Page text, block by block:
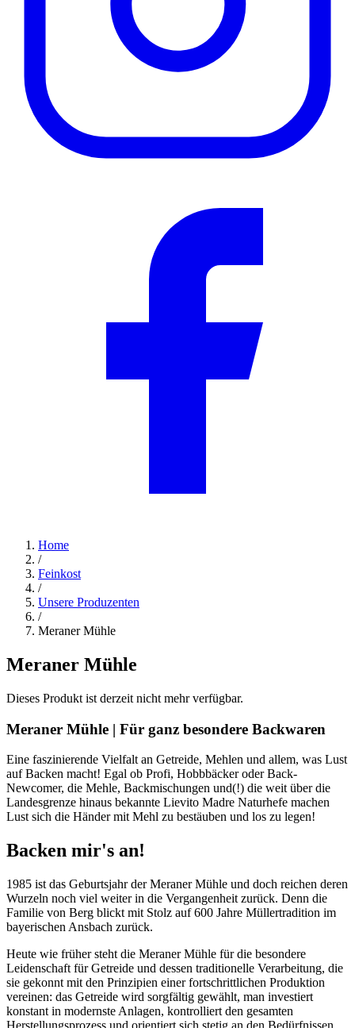
Home
/
Feinkost
/
Unsere Produzenten
/
Meraner Mühle
Meraner Mühle
Dieses Produkt ist derzeit nicht mehr verfügbar.
Meraner Mühle | Für ganz besondere Backwaren
Eine faszinierende Vielfalt an Getreide, Mehlen und allem, was Lust
auf Backen macht! Egal ob Profi, Hobbbäcker oder Back-
Newcomer, die Mehle, Backmischungen und(!) die weit über die
Landesgrenze hinaus bekannte Lievito Madre Naturhefe machen
Lust sich die Händer mit Mehl zu bestäuben und los zu legen!
Backen mir's an!
1985 ist das Geburtsjahr der Meraner Mühle und doch reichen deren
Wurzeln noch viel weiter in die Vergangenheit zurück. Denn die
Familie von Berg blickt mit Stolz auf 600 Jahre Müllertradition im
bayerischen Ansbach zurück.
Heute wie früher steht die Meraner Mühle für die besondere
Leidenschaft für Getreide und dessen traditionelle Verarbeitung, die
sie gekonnt mit den Prinzipien einer fortschrittlichen Produktion
vereinen: das Getreide wird sorgfältig gewählt, man investiert
konstant in modernste Anlagen, kontrolliert den gesamten
Herstellungsprozess und orientiert sich stetig an den Bedürfnissen